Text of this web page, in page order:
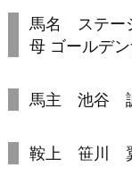
馬名 ステー
母 ゴールデ
馬主 池谷
鞍上 笹川